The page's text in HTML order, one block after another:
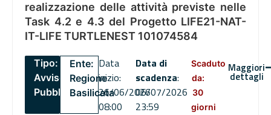
realizzazione delle attività previste nelle
Task 4.2 e 4.3 del Progetto LIFE21-NAT-
IT-LIFE TURTLENEST 101074584
Tipo:
Avviso
Pubblico
Ente:
Regione
Basilicata
Data
inizio:
26/06/2026
08:00
Data di
scadenza:
06/07/2026
23:59
Scaduto
da:
30
giorni
Maggiori
dettagli